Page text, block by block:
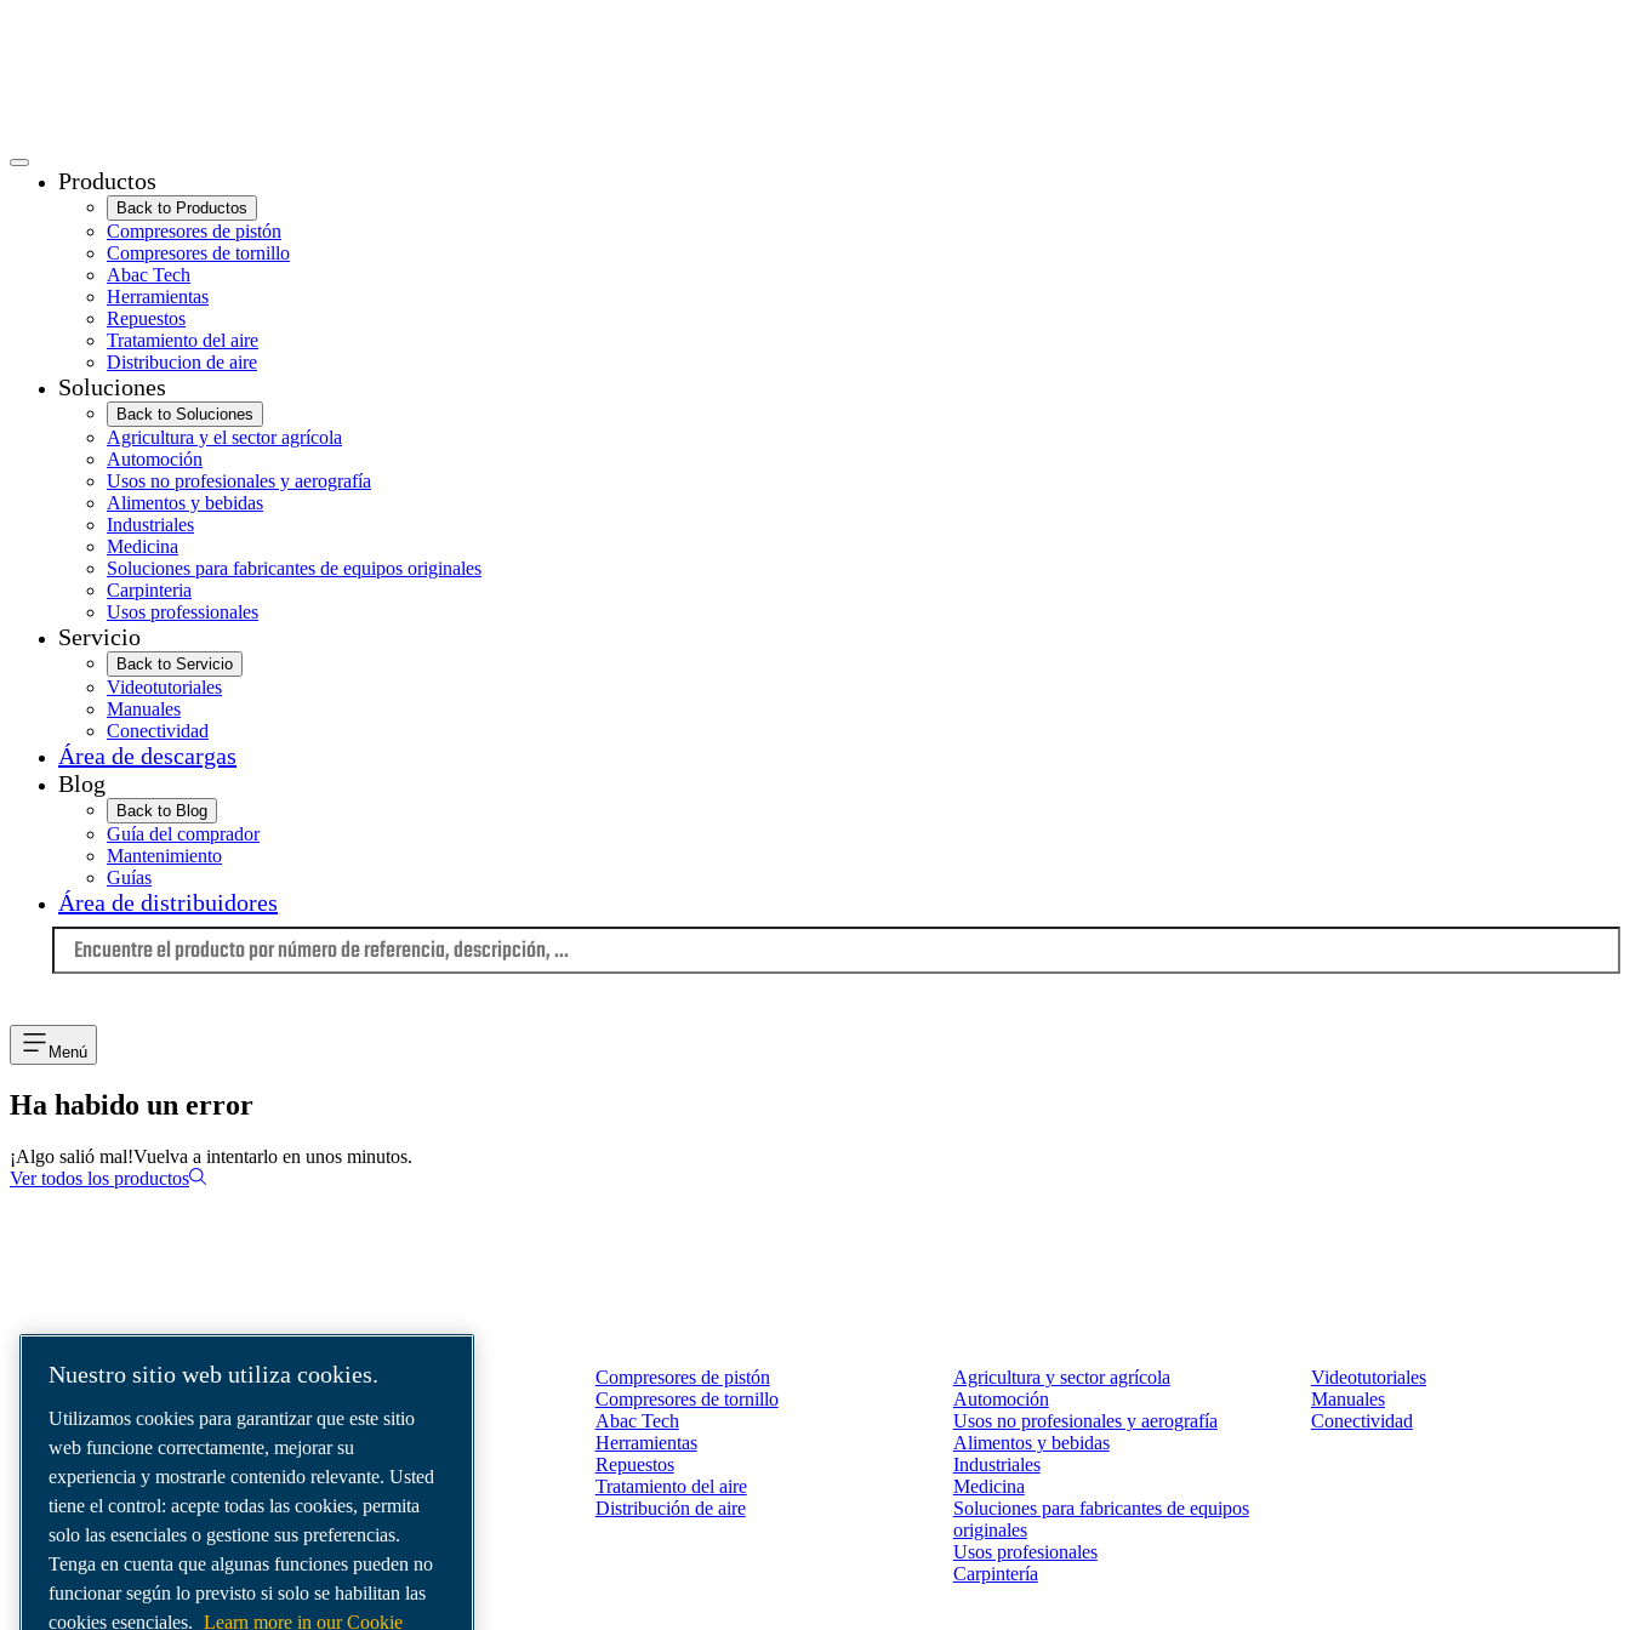
Productos
Back to Productos
Compresores de pistón
Compresores de tornillo
Abac Tech
Herramientas
Repuestos
Tratamiento del aire
Distribucion de aire
Soluciones
Back to Soluciones
Agricultura y el sector agrícola
Automoción
Usos no profesionales y aerografía
Alimentos y bebidas
Industriales
Medicina
Soluciones para fabricantes de equipos originales
Carpinteria
Usos professionales
Servicio
Back to Servicio
Videotutoriales
Manuales
Conectividad
Área de descargas
Blog
Back to Blog
Guía del comprador
Mantenimiento
Guías
Área de distribuidores
Menú
Ha habido un error
¡Algo salió mal!Vuelva a intentarlo en unos minutos.
Ver todos los productos
Somos una empresa líder en soluciones de
aire comprimido que ofrece los mejores
compresores, generadores de gases
industriales y sistemas de distribución de aire
para satisfacer incluso las necesidades más
exigentes.
Compresores de pistón
Compresores de tornillo
Abac Tech
Herramientas
Repuestos
Tratamiento del aire
Distribución de aire
Agricultura y sector agrícola
Automoción
Usos no profesionales y aerografía
Alimentos y bebidas
Industriales
Medicina
Soluciones para fabricantes de equipos
originales
Usos profesionales
Carpintería
Videotutoriales
Manuales
Conectividad
Nuestro sitio web utiliza cookies.
Utilizamos cookies para garantizar que este sitio
web funcione correctamente, mejorar su
experiencia y mostrarle contenido relevante. Usted
tiene el control: acepte todas las cookies, permita
solo las esenciales o gestione sus preferencias.
Tenga en cuenta que algunas funciones pueden no
funcionar según lo previsto si solo se habilitan las
cookies esenciales. Learn more in our Cookie